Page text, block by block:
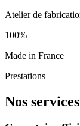
Atelier de
100%
Made in France
Prestations
Nos